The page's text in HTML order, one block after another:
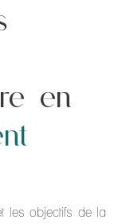
en
les objectifs de la